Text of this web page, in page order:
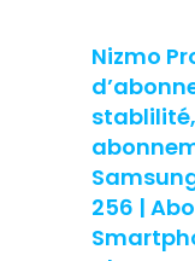
Nizmo
256 |